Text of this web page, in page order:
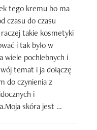
tego kremu bo ma
czasu do czasu
takie kosmetyki
i tak było w
wiele pochlebnych i
temat i ja dołączę
do czynienia z
i
skóra jest